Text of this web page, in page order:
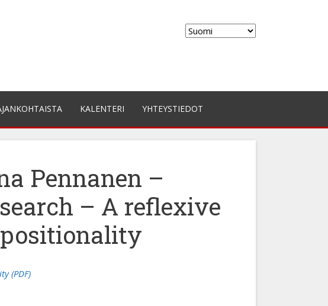
Valitse
KALENTERI YHTEYSTIEDOT
Pennanen –
– A reflexive
(PDF)